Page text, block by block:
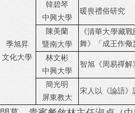
季旭昇
文化大學
韓碧琴
中興大學
暖喪禮俗研究
陳美蘭
暨南大學
《清華大學藏
舞》「成王作儆
林文彬
中興大學
智旭《周易禪解
簡光明
屏東教大
宋人以《論語》